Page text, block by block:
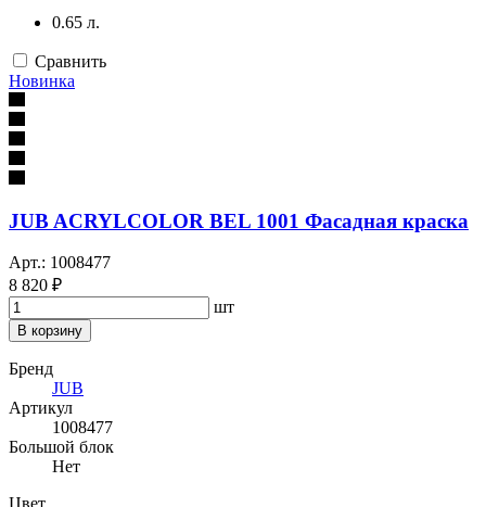
0.65 л.
Сравнить
Новинка
JUB ACRYLCOLOR BEL 1001 Фасадная краска
Арт.: 1008477
8 820 ₽
шт
В корзину
Бренд
JUB
Артикул
1008477
Большой блок
Нет